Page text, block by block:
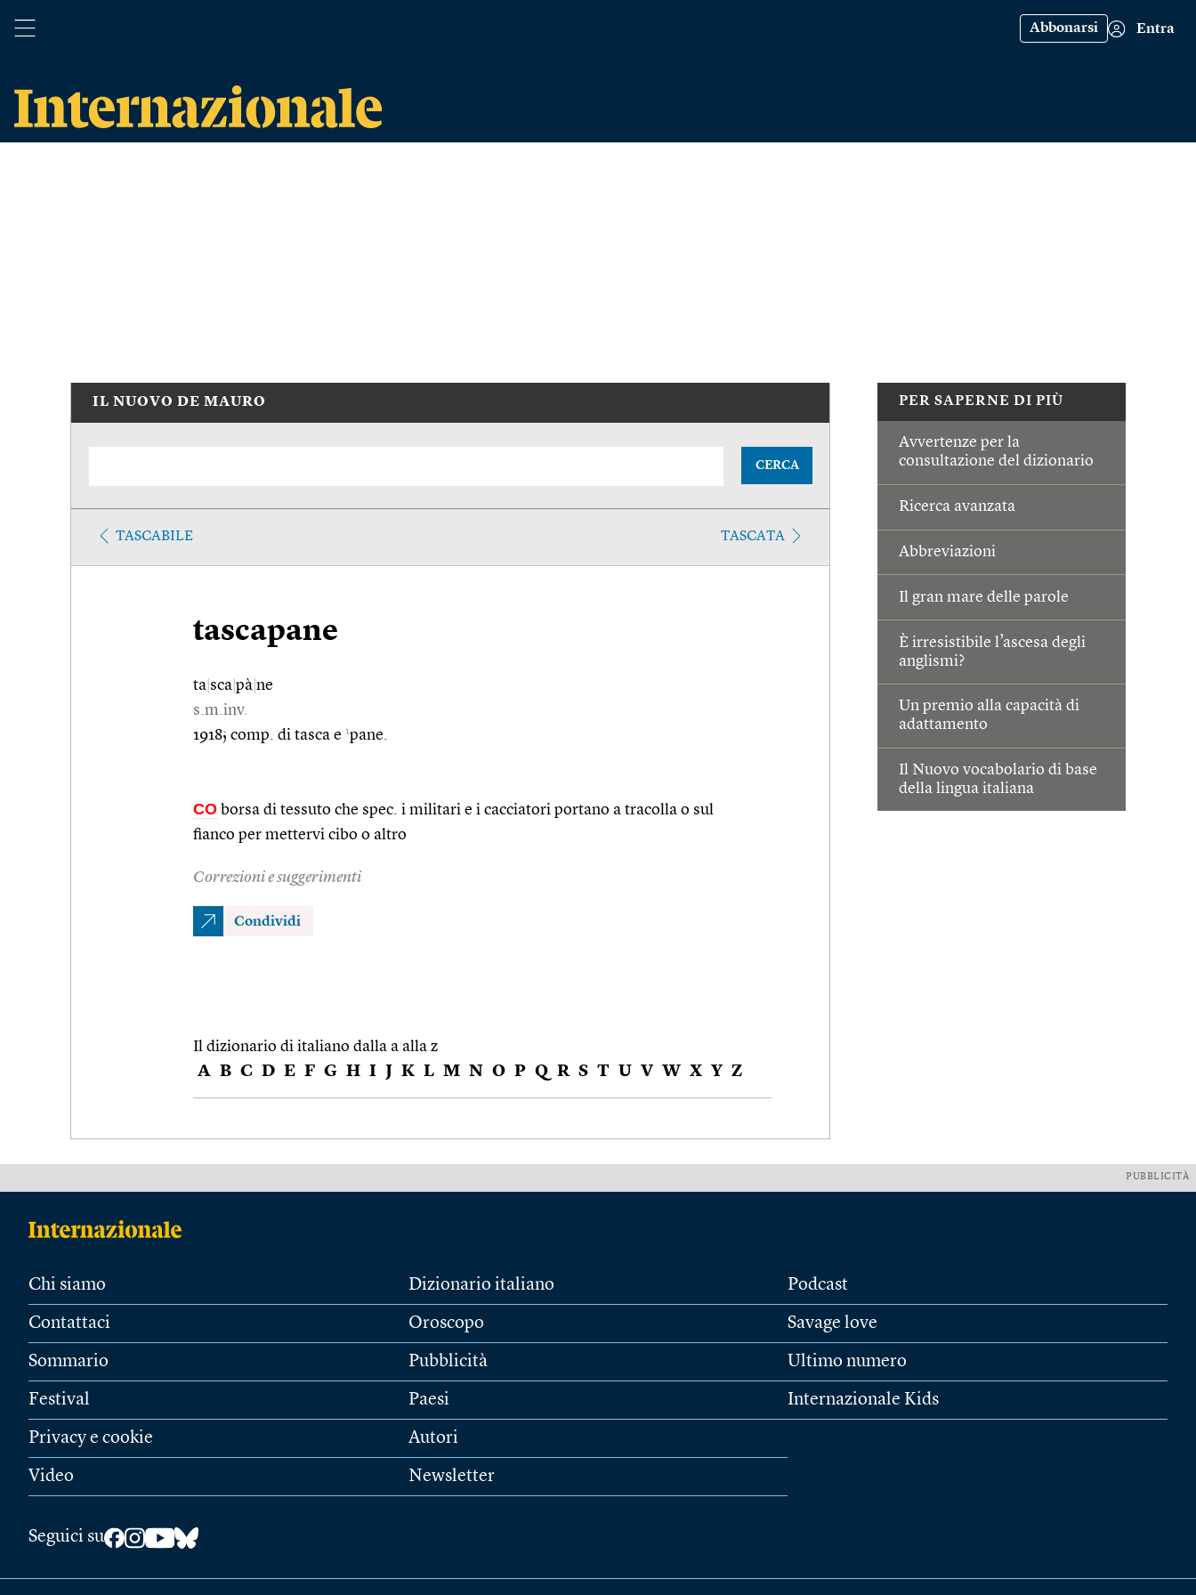
Abbonarsi Entra
PER SAPERNE DI PIÙ
Avvertenze per la
consultazione del dizionario
Ricerca avanzata
Abbreviazioni
Il gran mare delle parole
È irresistibile l’ascesa degli
anglismi?
Un premio alla capacità di
adattamento
Il Nuovo vocabolario di base
della lingua italiana
IL NUOVO DE MAURO
CERCA
TASCABILE TASCATA
tascapane
ta sca pà ne
s.m.inv.
1918; comp. di tasca e 1pane.
CO borsa di tessuto che spec. i militari e i cacciatori portano a tracolla o sul
fianco per mettervi cibo o altro
Correzioni e suggerimenti
Condividi
Il dizionario di italiano dalla a alla z
A B C D E F G H I J K L M N O P Q R S T U V W X Y Z
PUBBLICITÀ
Chi siamo
Contattaci
Sommario
Festival
Privacy e cookie
Video
Dizionario italiano
Oroscopo
Pubblicità
Paesi
Autori
Newsletter
Podcast
Savage love
Ultimo numero
Internazionale Kids
Seguici su